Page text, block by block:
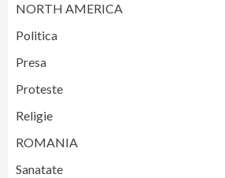
NORTH AMERICA
Politica
Presa
Proteste
Religie
ROMANIA
Sanatate